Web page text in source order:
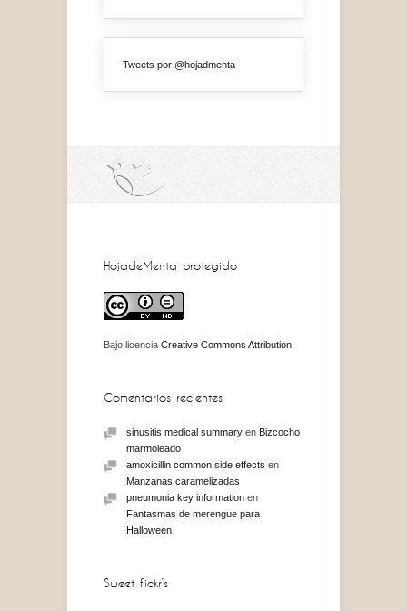
Tweets por @hojadmenta
HojadeMenta protegido
Bajo licencia Creative Commons Attribution
Comentarios recientes
sinusitis medical summary en Bizcocho
marmoleado
amoxicillin common side effects en
Manzanas caramelizadas
pneumonia key information en
Fantasmas de merengue para
Halloween
Sweet flickr’s